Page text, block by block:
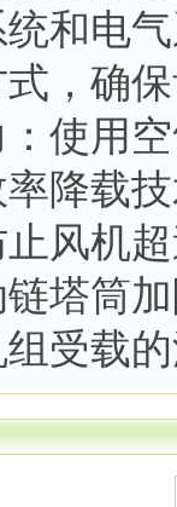
和电
，确
使用
降载
风机
塔筒
受载